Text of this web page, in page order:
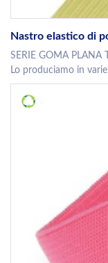
Nastro elastico di
SERIE GOMA PLANA
Lo produciamo in